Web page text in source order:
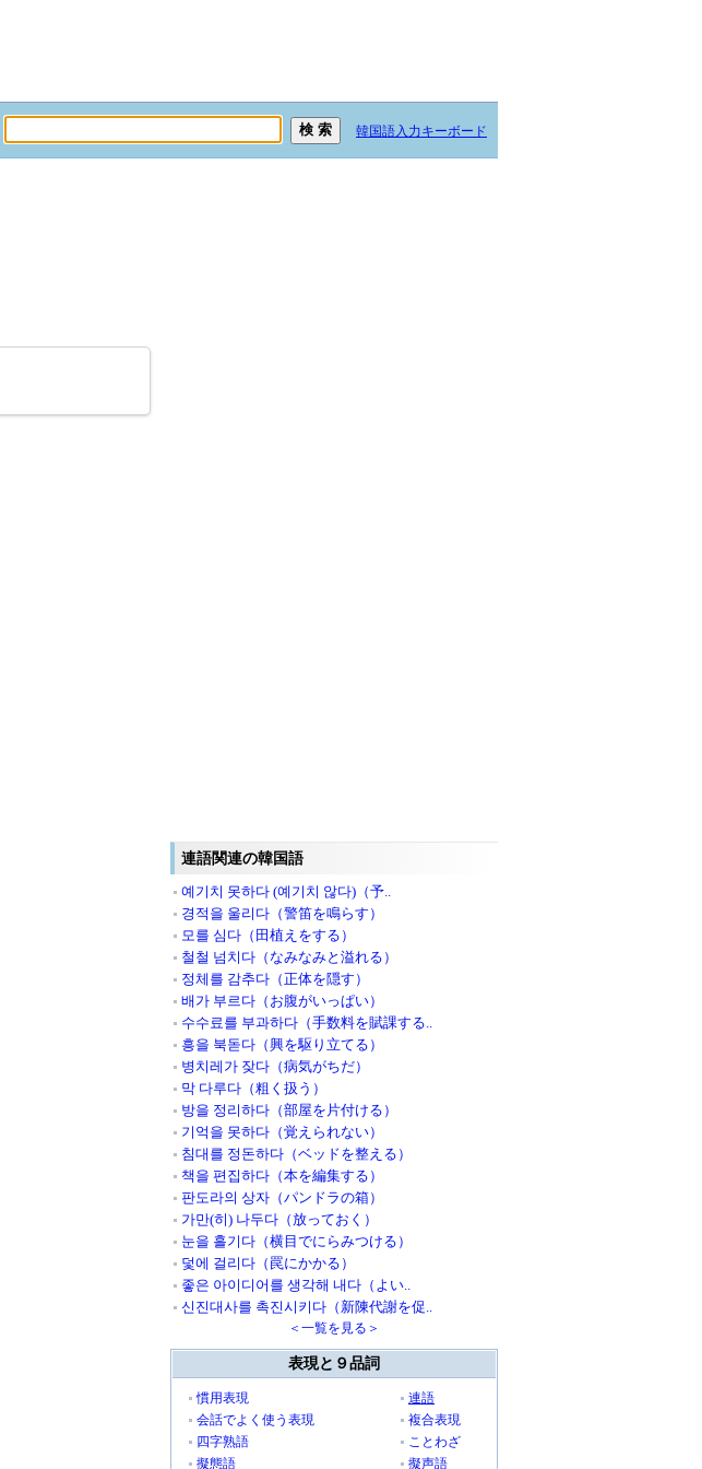
韓国語入力キーボード
連語関連の韓国語
예기치 못하다 (예기치 않다)（予..
경적을 울리다（警笛を鳴らす）
모를 심다（田植えをする）
철철 넘치다（なみなみと溢れる）
정체를 감추다（正体を隠す）
배가 부르다（お腹がいっぱい）
수수료를 부과하다（手数料を賦課する..
흥을 북돋다（興を駆り立てる）
병치레가 잦다（病気がちだ）
막 다루다（粗く扱う）
방을 정리하다（部屋を片付ける）
기억을 못하다（覚えられない）
침대를 정돈하다（ベッドを整える）
책을 편집하다（本を編集する）
판도라의 상자（パンドラの箱）
가만(히) 나두다（放っておく）
눈을 흘기다（横目でにらみつける）
덫에 걸리다（罠にかかる）
좋은 아이디어를 생각해 내다（よい..
신진대사를 촉진시키다（新陳代謝を促..
＜一覧を見る＞
表現と９品詞
慣用表現
連語
会話でよく使う表現
複合表現
四字熟語
ことわざ
擬態語
擬声語